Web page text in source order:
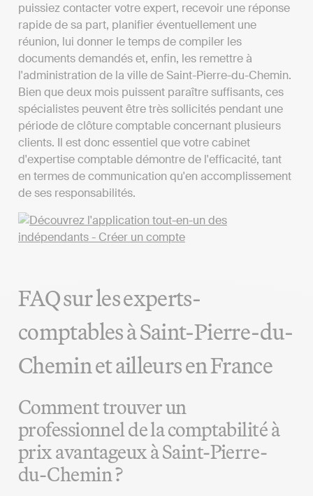
puissiez contacter votre expert, recevoir une réponse
rapide de sa part, planifier éventuellement une
réunion, lui donner le temps de compiler les
documents demandés et, enfin, les remettre à
l'administration de la ville de Saint-Pierre-du-Chemin.
Bien que deux mois puissent paraître suffisants, ces
spécialistes peuvent être très sollicités pendant une
période de clôture comptable concernant plusieurs
clients. Il est donc essentiel que votre cabinet
d'expertise comptable démontre de l'efficacité, tant
en termes de communication qu'en accomplissement
de ses responsabilités.
FAQ sur les experts-
comptables à Saint-Pierre-du-
Chemin et ailleurs en France
Comment trouver un
professionnel de la comptabilité à
prix avantageux à Saint-Pierre-
du-Chemin ?